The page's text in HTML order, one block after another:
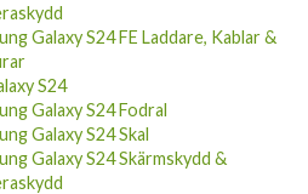
Galaxy S24 FE Laddare, Kablar &
S24
Galaxy S24 Fodral
Galaxy S24 Skal
Galaxy S24 Skärmskydd &